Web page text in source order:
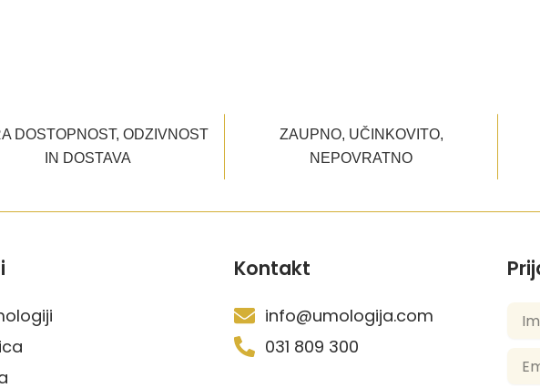
DOSTOPNOST, ODZIVNOST
IN DOSTAVA
ZAUPNO, UČINKOVITO,
NEPOVRATNO
Kontakt
info@umologija.com
031 809 300